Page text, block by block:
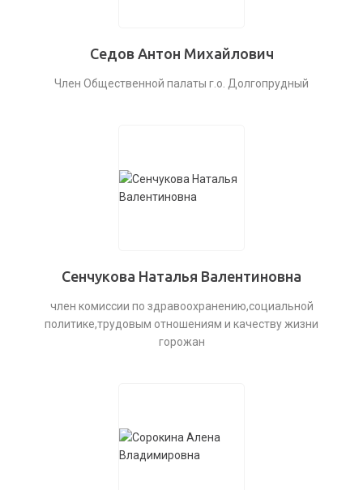
Седов Антон Михайлович
Член Общественной палаты г.о. Долгопрудный
Сенчукова Наталья Валентиновна
член комиссии по здравоохранению,социальной
политике,трудовым отношениям и качеству жизни
горожан